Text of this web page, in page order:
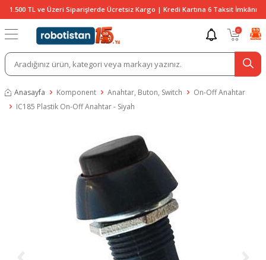
1.500 TL ve Üzeri Siparişlerde Ücretsiz Kargo | Kredi Kartına 6 Taksit İmkânı
0
Anasayfa Komponent Anahtar, Buton, Switch
On-Off Anahtar
IC185 Plastik On-Off Anahtar - Siyah